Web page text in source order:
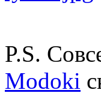
P.S.
Modoki